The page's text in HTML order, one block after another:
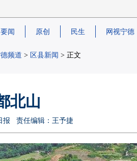
要闻 原创 民生 网视宁德
频道 > 区县新闻 > 正文
北山
报 责任编辑：王予捷